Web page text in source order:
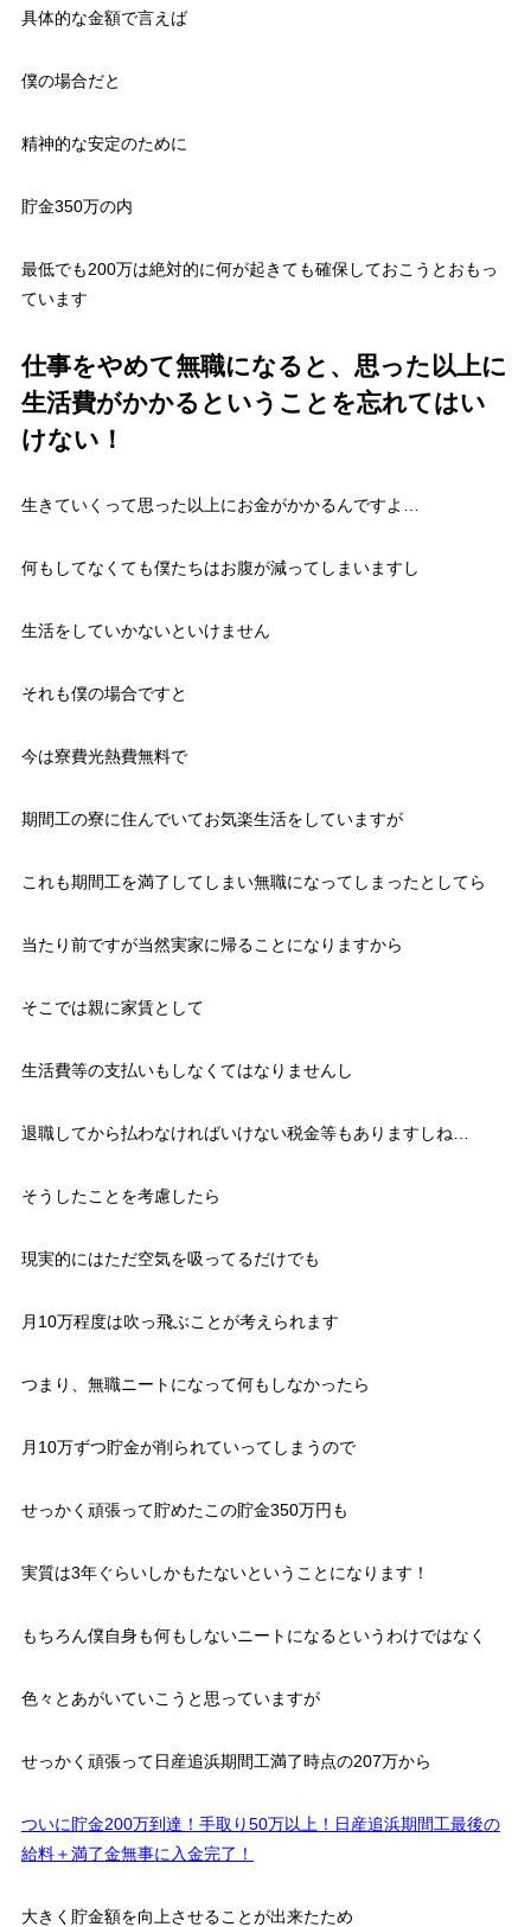
具体的な金額で言えば
僕の場合だと
精神的な安定のために
貯金350万の内
最低でも200万は絶対的に何が起きても確保しておこうとおもっ
ています
仕事をやめて無職になると、思った以上に
生活費がかかるということを忘れてはい
けない！
生きていくって思った以上にお金がかかるんですよ…
何もしてなくても僕たちはお腹が減ってしまいますし
生活をしていかないといけません
それも僕の場合ですと
今は寮費光熱費無料で
期間工の寮に住んでいてお気楽生活をしていますが
これも期間工を満了してしまい無職になってしまったとしてら
当たり前ですが当然実家に帰ることになりますから
そこでは親に家賃として
生活費等の支払いもしなくてはなりませんし
退職してから払わなければいけない税金等もありますしね…
そうしたことを考慮したら
現実的にはただ空気を吸ってるだけでも
月10万程度は吹っ飛ぶことが考えられます
つまり、無職ニートになって何もしなかったら
月10万ずつ貯金が削られていってしまうので
せっかく頑張って貯めたこの貯金350万円も
実質は3年ぐらいしかもたないということになります！
もちろん僕自身も何もしないニートになるというわけではなく
色々とあがいていこうと思っていますが
せっかく頑張って日産追浜期間工満了時点の207万から
ついに貯金200万到達！手取り50万以上！日産追浜期間工最後の
給料＋満了金無事に入金完了！
大きく貯金額を向上させることが出来たため